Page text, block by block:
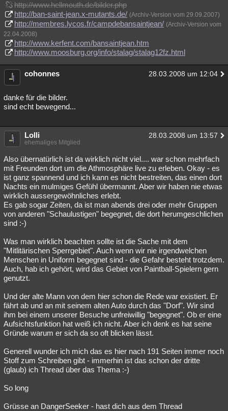
http://www.hellmouth.de/bilder.php
http://ban-saint-jean.x-mutants.de/ (Archiv-Version vom 29.09.2007)
http://membres.lycos.fr/campdebansaintjean/ (Archiv-Version vom
22.04.2008)
http://www.kerfent.com/bansaintjean.htm
http://www.moosburg.org/info/stalag/stalag12fz.html
cohonnes 28.03.2008 um 12:04
danke für die bilder.
sind echt bewegend...
Lolli 28.03.2008 um 13:57
ehemaliges Mitglied
Also übernatürlich ist da wirklich nicht viel.... war schon mehrfach
mit Freunden dort um die Athmosphäre live zu erleben. Okay - es
ist ganz spannend und ich kann es nicht bestreiten, das einen dort
Nachts ein mulmiges Gefühl übermannt. Aber wir haben nie etwas
wirklich aussergewöhnliches erlebt.
Es gab sogar Zeiten, da ist man abends drei oder mehr Gruppen
von anderen "Schaulustigen" begegnet, die dort herumgeschlichen
sind :-)
Was man wirklich beachten sollte ist die Sache mit dem
"Mitlitärischen Sperrgebiet". Auch wenn wir nie irgendwelchen
Menschen in Uniform begegnet sind - die Gefahr besteht trotzdem.
Auch, hab ich gehört, wird das Gebiet von Paintball-Spielern gern
genutzt.
Und der alte Mann von dem hier schon die Rede war existiert. Er
fährt ab und an mit seinem alten Auto durch das "Dorf". Wir sind
ihm bei einem unserer Besuche unfreiwillig "begegnet". Ob er eine
Aufsichtsfunktion hat weiß ich nicht. Aber ich denk es hat seine
Gründe warum er sich da so oft blicken lässt.
Generell wunder ich mich das es hier nach 191 Seiten immer noch
Stoff zum Schreiben gibt - immerhin ist das schon der dritte
(glaub) ich Thread über das Thema :-)
So long
Grüsse an DangerSeeker - hast dich aus dem Thread